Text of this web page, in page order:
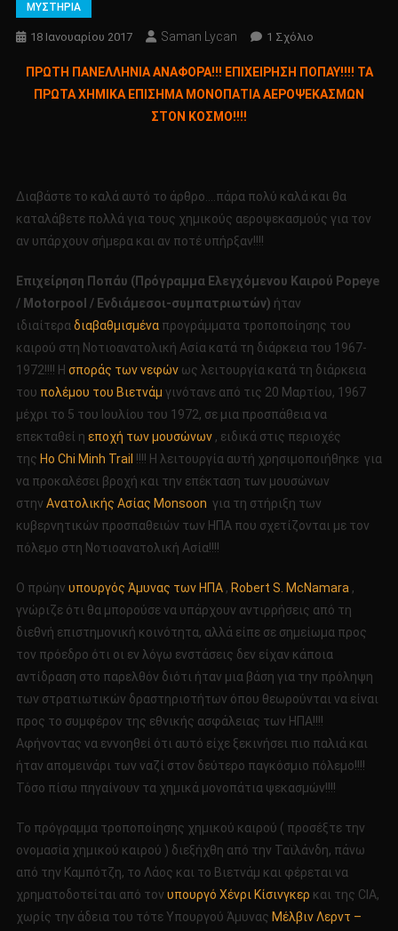
ΜΥΣΤΗΡΙΑ
18 Ιανουαρίου 2017 Saman Lycan 1 ΣχόλιοΣτο
ΠΑΝΕΛΛΗΝΙΑ
ΑΝΑΦΟΡΑ!!!
ΧΗΜΙΚΑ
ΕΠΙΣΗΜΑ
ΣΤΟΝ
ΠΡΩΤΗ ΠΑΝΕΛΛΗΝΙΑ ΑΝΑΦΟΡΑ!!! ΕΠΙΧΕΙΡΗΣΗ ΠΟΠΑΥ!!!! ΤΑ
ΠΡΩΤΑ ΧΗΜΙΚΑ ΕΠΙΣΗΜΑ ΜΟΝΟΠΑΤΙΑ ΑΕΡΟΨΕΚΑΣΜΩΝ
ΣΤΟΝ ΚΟΣΜΟ!!!!
Διαβάστε το καλά αυτό το άρθρο….πάρα πολύ καλά και θα
καταλάβετε πολλά για τους χημικούς αεροψεκασμούς για τον
αν υπάρχουν σήμερα και αν ποτέ υπήρξαν!!!!
Επιχείρηση Ποπάυ (Πρόγραμμα Ελεγχόμενου Καιρού Popeye
/ Motorpool / Ενδιάμεσοι-συμπατριωτών) ήταν
ιδιαίτερα διαβαθμισμέναπρογράμματα τροποποίησης του
καιρού στη Νοτιοανατολική Ασία κατά τη διάρκεια του 1967-
1972!!!! Η σποράς των νεφώνως λειτουργία κατά τη διάρκεια
του πολέμου του Βιετνάμ γινότανε από τις 20 Μαρτίου, 1967
μέχρι το 5 του Ιουλίου του 1972, σε μια προσπάθεια να
επεκταθεί η εποχή των μουσώνων, ειδικά στις περιοχές
της Ho Chi Minh Trail !!!! Η λειτουργία αυτή χρησιμοποιήθηκε για
να προκαλέσει βροχή και την επέκταση των μουσώνων
στην Ανατολικής Ασίας Monsoon για τη στήριξη των
κυβερνητικών προσπαθειών των ΗΠΑ που σχετίζονται με τον
πόλεμο στη Νοτιοανατολική Ασία!!!!
Ο πρώην υπουργός Άμυνας των ΗΠΑ, Robert S. McNamara ,
γνώριζε ότι θα μπορούσε να υπάρχουν αντιρρήσεις από τη
διεθνή επιστημονική κοινότητα, αλλά είπε σε σημείωμα προς
τον πρόεδρο ότι οι εν λόγω ενστάσεις δεν είχαν κάποια
αντίδραση στο παρελθόν διότι ήταν μια βάση για την πρόληψη
των στρατιωτικών δραστηριοτήτων όπου θεωρούνται να είναι
προς το συμφέρον της εθνικής ασφάλειας των ΗΠΑ!!!!
Αφήνοντας να εννοηθεί ότι αυτό είχε ξεκινήσει πιο παλιά και
ήταν απομεινάρι των ναζί στον δεύτερο παγκόσμιο πόλεμο!!!!
Τόσο πίσω πηγαίνουν τα χημικά μονοπάτια ψεκασμών!!!!
Το πρόγραμμα τροποποίησης χημικού καιρού ( προσέξτε την
ονομασία χημικού καιρού ) διεξήχθη από την Ταϊλάνδη, πάνω
από την Καμπότζη, το Λάος και το Βιετνάμ και φέρεται να
χρηματοδοτείται από τον υπουργό Χένρι Κίσινγκερ και της CIA,
χωρίς την άδεια του τότε Υπουργού Άμυνας Μέλβιν Λερντ –